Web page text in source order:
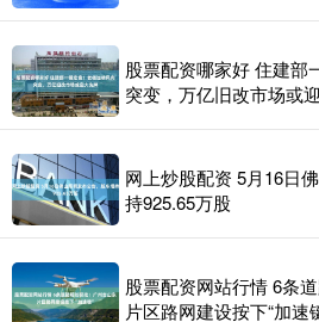
股票配资哪家好 住建部
突变，万亿旧改市场或
网上炒股配资 5月16日
持925.65万股
股票配资网站行情 6条
片区路网建设按下“加速